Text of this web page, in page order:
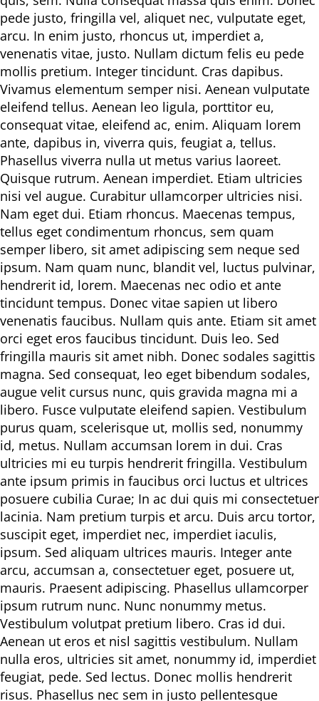
pede justo, fringilla vel, aliquet nec, vulputate eget,
arcu. In enim justo, rhoncus ut, imperdiet a,
venenatis vitae, justo. Nullam dictum felis eu pede
mollis pretium. Integer tincidunt. Cras dapibus.
Vivamus elementum semper nisi. Aenean vulputate
eleifend tellus. Aenean leo ligula, porttitor eu,
consequat vitae, eleifend ac, enim. Aliquam lorem
ante, dapibus in, viverra quis, feugiat a, tellus.
Phasellus viverra nulla ut metus varius laoreet.
Quisque rutrum. Aenean imperdiet. Etiam ultricies
nisi vel augue. Curabitur ullamcorper ultricies nisi.
Nam eget dui. Etiam rhoncus. Maecenas tempus,
tellus eget condimentum rhoncus, sem quam
semper libero, sit amet adipiscing sem neque sed
ipsum. Nam quam nunc, blandit vel, luctus pulvinar,
hendrerit id, lorem. Maecenas nec odio et ante
tincidunt tempus. Donec vitae sapien ut libero
venenatis faucibus. Nullam quis ante. Etiam sit amet
orci eget eros faucibus tincidunt. Duis leo. Sed
fringilla mauris sit amet nibh. Donec sodales sagittis
magna. Sed consequat, leo eget bibendum sodales,
augue velit cursus nunc, quis gravida magna mi a
libero. Fusce vulputate eleifend sapien. Vestibulum
purus quam, scelerisque ut, mollis sed, nonummy
id, metus. Nullam accumsan lorem in dui. Cras
ultricies mi eu turpis hendrerit fringilla. Vestibulum
ante ipsum primis in faucibus orci luctus et ultrices
posuere cubilia Curae; In ac dui quis mi consectetuer
lacinia. Nam pretium turpis et arcu. Duis arcu tortor,
suscipit eget, imperdiet nec, imperdiet iaculis,
ipsum. Sed aliquam ultrices mauris. Integer ante
arcu, accumsan a, consectetuer eget, posuere ut,
mauris. Praesent adipiscing. Phasellus ullamcorper
ipsum rutrum nunc. Nunc nonummy metus.
Vestibulum volutpat pretium libero. Cras id dui.
Aenean ut eros et nisl sagittis vestibulum. Nullam
nulla eros, ultricies sit amet, nonummy id, imperdiet
feugiat, pede. Sed lectus. Donec mollis hendrerit
risus. Phasellus nec sem in justo pellentesque